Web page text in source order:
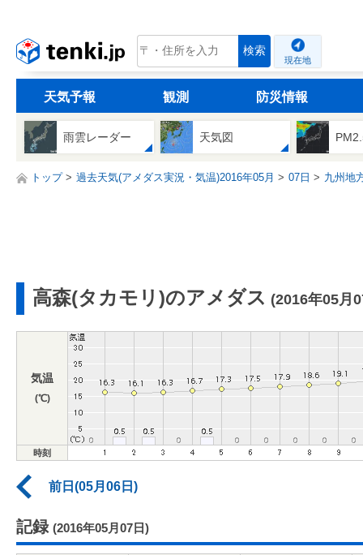
tenki.jp 検索
現在地
天気予報 観測 防災情報
雨雲レーダー 天気図
トップ 過去天気(アメダス実況・気温)2016年05月 07日 九州地
高森(タカモリ)のアメダス (2016年05月
気温
(℃)
時刻
前日(05月06日)
記録 (2016年05月07日)